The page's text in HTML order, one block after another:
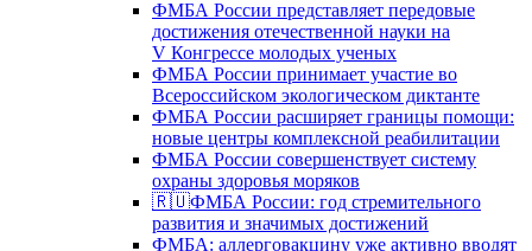
ФМБА России представляет передовые
достижения отечественной науки на
V Конгрессе молодых ученых
ФМБА России принимает участие во
Всероссийском экологическом диктанте
ФМБА России расширяет границы помощи:
новые центры комплексной реабилитации
ФМБА России совершенствует систему
охраны здоровья моряков
🇷🇺ФМБА России: год стремительного
развития и значимых достижений
ФМБА: аллерговакцину уже активно вводят